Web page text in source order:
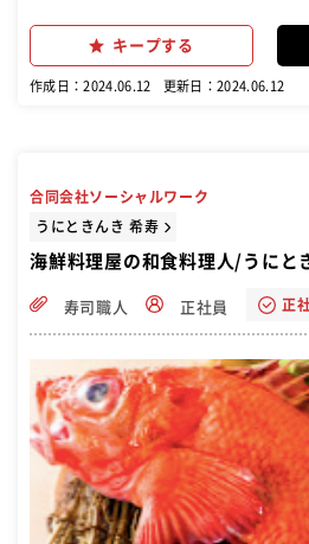
で、店舗運営に関するあらゆる業務を行って頂き
校」という研修プログラムがありますの
の勉強をしたい未経験の方など、活躍さ
キープする
作成日：2024.06.12 更新日：2024.06.12
合同会社ソーシャルワーク
うにときんき 希寿
海鮮料理屋の和食料理人/うにと
寿司職人 正社員 正